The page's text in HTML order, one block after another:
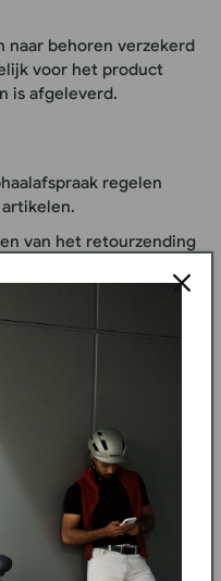
naar behoren verzekerd
voor het product
is afgeleverd.
regelen
van het retourzending
of
de kosten die de
en terugbrengen van
nadat de klant deze
ophalen van
zijn grote en zware
gewone pakketpost